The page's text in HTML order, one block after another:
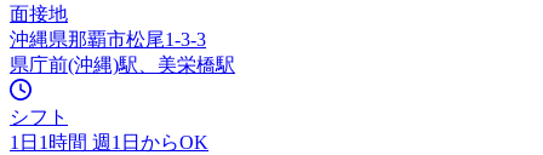
面接地
沖縄県那覇市松尾1-3-3
県庁前(沖縄)駅、美栄橋駅
シフト
1日1時間 週1日からOK